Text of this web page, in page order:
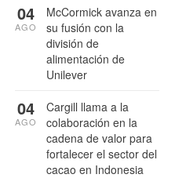
McCormick avanza en
su fusión con la
división de
alimentación de
Unilever
04
AGO
Cargill llama a la
colaboración en la
cadena de valor para
fortalecer el sector del
cacao en Indonesia
04
AGO